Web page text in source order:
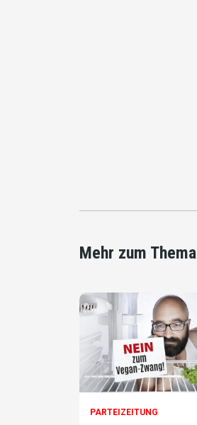
Mehr zum Thema
PARTEIZEITUNG